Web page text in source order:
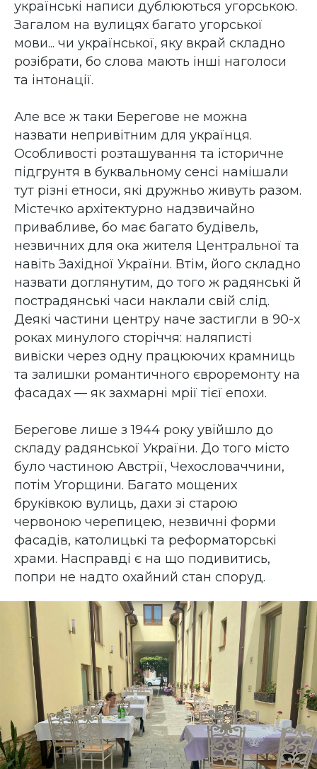
українські написи дублюються угорською.
Загалом на вулицях багато угорської
мови... чи української, яку вкрай складно
розібрати, бо слова мають інші наголоси
та інтонації.
Але все ж таки Берегове не можна
назвати непривітним для українця.
Особливості розташування та історичне
підгрунтя в буквальному сенсі намішали
тут різні етноси, які дружньо живуть разом.
Містечко архітектурно надзвичайно
привабливе, бо має багато будівель,
незвичних для ока жителя Центральної та
навіть Західної України. Втім, його складно
назвати доглянутим, до того ж радянські й
пострадянські часи наклали свій слід.
Деякі частини центру наче застигли в 90-х
роках минулого сторіччя: наляписті
вивіски через одну працюючих крамниць
та залишки романтичного євроремонту на
фасадах — як захмарні мрії тієї епохи.
Берегове лише з 1944 року увійшло до
складу радянської України. До того місто
було частиною Австрії, Чехословаччини,
потім Угорщини. Багато мощених
бруківкою вулиць, дахи зі старою
червоною черепицею, незвичні форми
фасадів, католицькі та реформаторські
храми. Насправді є на що подивитись,
попри не надто охайний стан споруд.